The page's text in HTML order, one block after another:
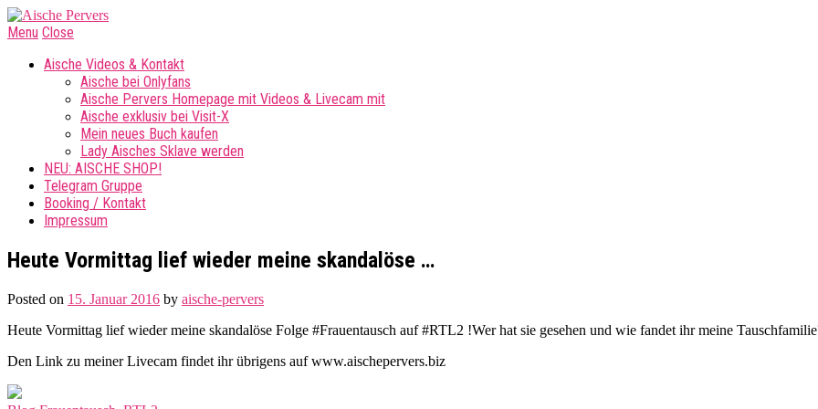
Menu Close
Aische Videos & Kontakt
Aische bei Onlyfans
Aische Pervers Homepage mit Videos & Livecam mit
Aische exklusiv bei Visit-X
Mein neues Buch kaufen
Lady Aisches Sklave werden
NEU: AISCHE SHOP!
Telegram Gruppe
Booking / Kontakt
Impressum
Heute Vormittag lief wieder meine skandalöse …
Posted on 15. Januar 2016 by aische-pervers
Heute Vormittag lief wieder meine skandalöse Folge #Frauentausch auf #RTL2 !Wer hat sie gesehen und wie fandet ihr meine
Den Link zu meiner Livecam findet ihr übrigens auf www.aischepervers.biz